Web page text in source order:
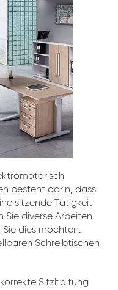
besteht darin, dass
sitzende Tätigkeit
Sie diverse Arbeiten
dies möchten.
Schreibtischen
Sitzhaltung